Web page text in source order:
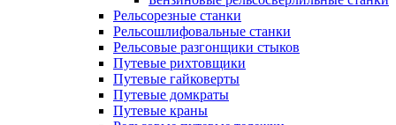
Рельсорезные станки
Рельсошлифовальные станки
Рельсовые разгонщики стыков
Путевые рихтовщики
Путевые гайковерты
Путевые домкраты
Путевые краны